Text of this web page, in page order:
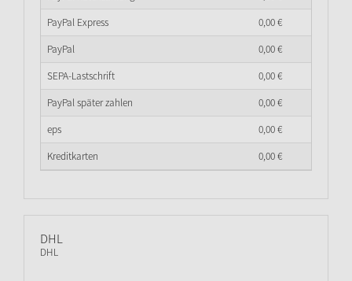
PayPal Express
0,00€
PayPal
0,00€
SEPA-Lastschrift
0,00€
PayPal später zahlen
0,00€
eps
0,00€
Kreditkarten
0,00€
DHL
DHL